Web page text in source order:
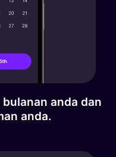
anda dan
anda.